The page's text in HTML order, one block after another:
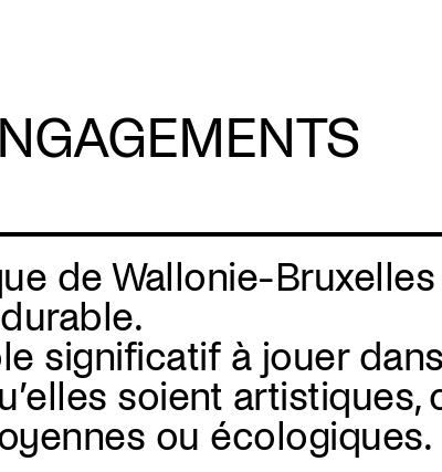
de Wallonie-Bruxelles
significatif à jouer
soient artistiques,
ou écologiques.